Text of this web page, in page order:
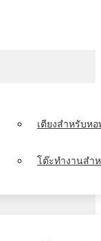
เตียงสำหรับหอ
โต๊ะทำงานสำ